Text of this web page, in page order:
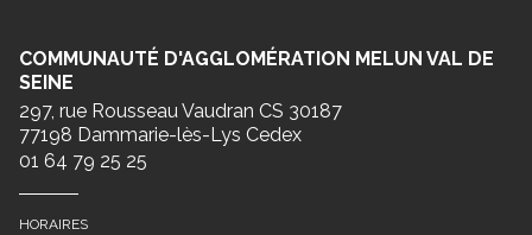
COMMUNAUTÉ D'AGGLOMÉRATION MELUN VAL DE
SEINE
297, rue Rousseau Vaudran CS 30187
77198 Dammarie-lès-Lys Cedex
01 64 79 25 25
HORAIRES